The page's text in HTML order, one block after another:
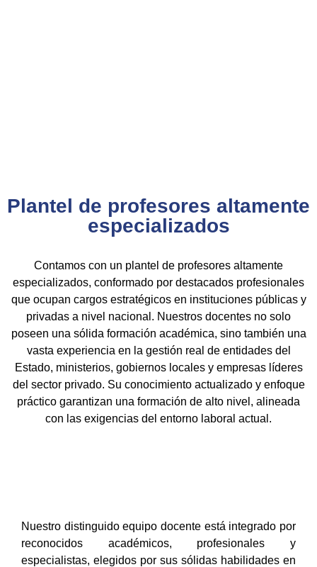
Plantel de profesores altamente
especializados
Contamos con un plantel de profesores altamente
especializados, conformado por destacados profesionales
que ocupan cargos estratégicos en instituciones públicas y
privadas a nivel nacional. Nuestros docentes no solo
poseen una sólida formación académica, sino también una
vasta experiencia en la gestión real de entidades del
Estado, ministerios, gobiernos locales y empresas líderes
del sector privado. Su conocimiento actualizado y enfoque
práctico garantizan una formación de alto nivel, alineada
con las exigencias del entorno laboral actual.
Nuestro distinguido equipo docente está integrado por
reconocidos académicos, profesionales y
especialistas, elegidos por sus sólidas habilidades en